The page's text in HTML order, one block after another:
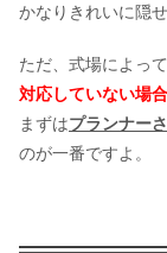
かなりきれいに隠せ
ただ、式場によっ
対応していない場
まずはプランナー
のが一番ですよ。